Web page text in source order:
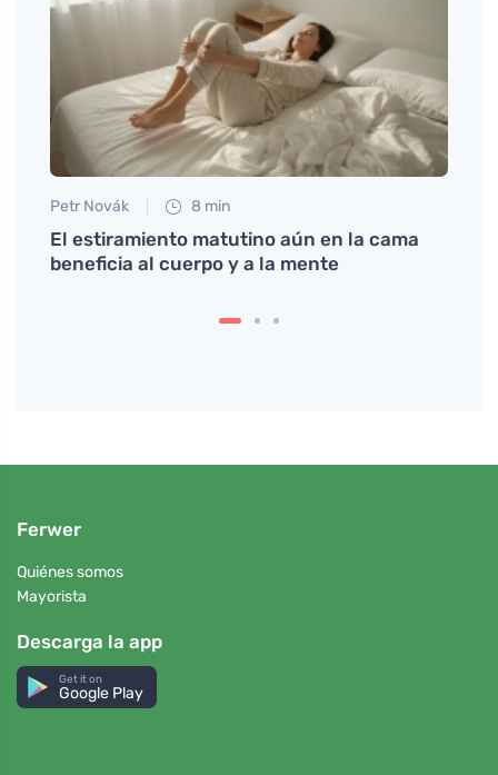
Petr Novák 8 min
El estiramiento matutino aún en la cama
beneficia al cuerpo y a la mente
Ferwer
Quiénes somos
Mayorista
Descarga la app
Get it on
Google Play